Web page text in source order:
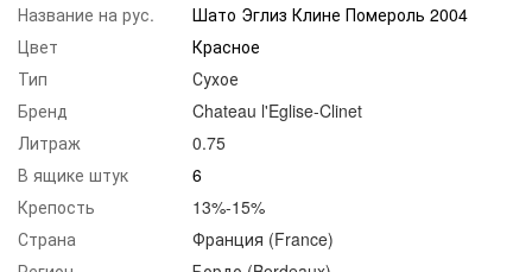
Название на рус.
Шато Эглиз Клине Помероль 2004
Цвет
Красное
Тип
Сухое
Бренд
Chateau l'Eglise-Clinet
Литраж
0.75
В ящике штук
6
Крепость
13%-15%
Страна
Франция (France)